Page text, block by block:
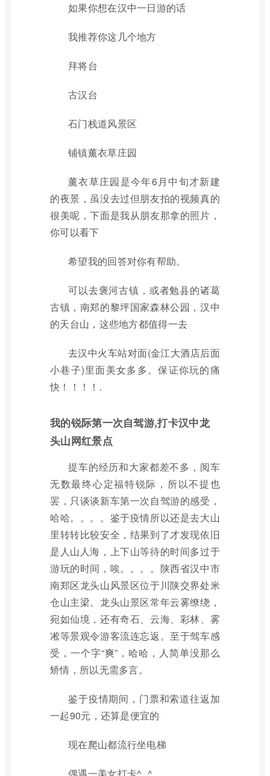
如果你想在汉中一日游的话
我推荐你这几个地方
拜将台
古汉台
石门栈道风景区
铺镇薰衣草庄园
薰衣草庄园是今年6月中旬才新建
的夜景，虽没去过但朋友拍的视频真的
很美呢，下面是我从朋友那拿的照片，
你可以看下
希望我的回答对你有帮助。
可以去褒河古镇，或者勉县的诸葛
古镇，南郑的黎坪国家森林公园，汉中
的天台山，这些地方都值得一去
去汉中火车站对面(金江大酒店后面
小巷子)里面美女多多。保证你玩的痛
快！！！！.
我的锐际第一次自驾游,打卡汉中龙
头山网红景点
提车的经历和大家都差不多，阅车
无数最终心定福特锐际，所以不提也
罢，只谈谈新车第一次自驾游的感受，
哈哈。。。。鉴于疫情所以还是去大山
里转转比较安全，结果到了才发现依旧
是人山人海，上下山等待的时间多过于
游玩的时间，唉。。。。陕西省汉中市
南郑区龙头山风景区位于川陕交界处米
仓山主梁。龙头山景区常年云雾缭绕，
宛如仙境，还有奇石、云海、彩林、雾
凇等景观令游客流连忘返。至于驾车感
受，一个字“爽”，哈哈，人简单没那么
矫情，所以无需多言。
鉴于疫情期间，门票和索道往返加
一起90元，还算是便宜的
现在爬山都流行坐电梯